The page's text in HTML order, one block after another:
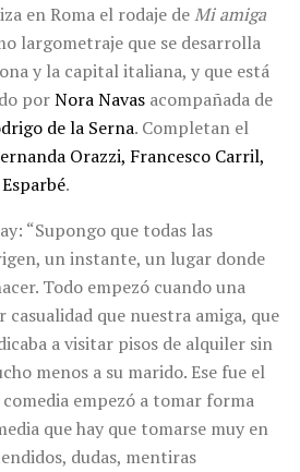
en Roma el rodaje deMi amiga
largometraje que se desarrolla
y la capital italiana, y que está
porNora Navas acompañada de
de la Serna. Completan el
Orazzi, Francesco Carril,
.
“Supongo que todas las
un instante, un lugar donde
Todo empezó cuando una
que nuestra amiga, que
a visitar pisos de alquiler sin
menos a su marido. Ese fue el
empezó a tomar forma
que hay que tomarse muy en
dudas, mentiras